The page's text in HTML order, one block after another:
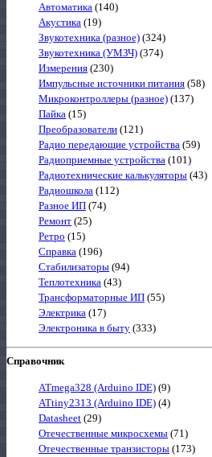
Автоматика (140)
Акустика (19)
Звукотехника (разное) (324)
Звукотехника (УМЗЧ) (374)
Измерения (230)
Импульсные источники питания (58)
Микроконтроллеры (разное) (137)
Пайка (15)
Преобразователи (121)
Радио передающие устройства (59)
Радиоприемные устройства (101)
Радиотехнические калькуляторы (43)
Радиошкола (112)
Разное ИП (74)
Ремонт (25)
Ретро (15)
Справка (196)
Стабилизаторы (94)
Теплотехника (43)
Трансформаторные ИП (55)
Электрика (17)
Электроника в быту (333)
Справочник
ATmega328 (Arduino IDE) (9)
ATtiny2313 (Arduino IDE) (4)
Datasheet (29)
Отечественные микросхемы (71)
Отечественные транзисторы (173)